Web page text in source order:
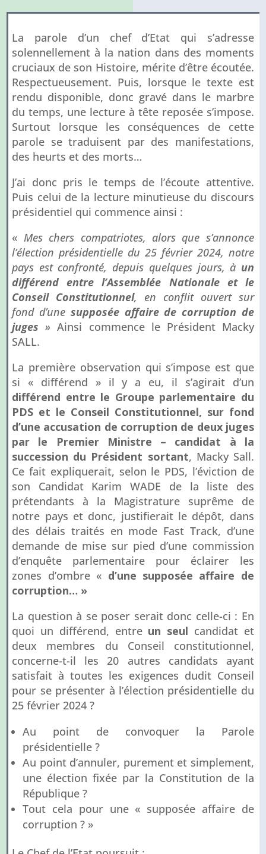
La parole d’un chef d’Etat qui s’adresse
solennellement à la nation dans des moments
cruciaux de son Histoire, mérite d’être écoutée.
Respectueusement. Puis, lorsque le texte est
rendu disponible, donc gravé dans le marbre
du temps, une lecture à tête reposée s’impose.
Surtout lorsque les conséquences de cette
parole se traduisent par des manifestations,
des heurts et des morts…
J’ai donc pris le temps de l’écoute attentive.
Puis celui de la lecture minutieuse du discours
présidentiel qui commence ainsi :
« Mes chers compatriotes, alors que s’annonce
l’élection présidentielle du 25 février 2024, notre
pays est confronté, depuis quelques jours, à un
différend entre l’Assemblée Nationale et le
Conseil Constitutionnel, en conflit ouvert sur
fond d’une supposée affaire de corruption de
juges»Ainsi commence le Président Macky
SALL.
La première observation qui s’impose est que
si « différend » il y a eu, il s’agirait d’un
différend entre le Groupe parlementaire du
PDS et le Conseil Constitutionnel, sur fond
d’une accusation de corruption de deux juges
par le Premier Ministre – candidat à la
succession du Président sortant, Macky Sall.
Ce fait expliquerait, selon le PDS, l’éviction de
son Candidat Karim WADE de la liste des
prétendants à la Magistrature suprême de
notre pays et donc, justifierait le dépôt, dans
des délais traités en mode Fast Track, d’une
demande de mise sur pied d’une commission
d’enquête parlementaire pour éclairer les
zones d’ombre « d’une supposée affaire de
corruption… »
La question à se poser serait donc celle-ci : En
quoi un différend, entre un seul candidat et
deux membres du Conseil constitutionnel,
concerne-t-il les 20 autres candidats ayant
satisfait à toutes les exigences dudit Conseil
pour se présenter à l’élection présidentielle du
25 février 2024 ?
Au point de convoquer la Parole
présidentielle ?
Au point d’annuler, purement et simplement,
une élection fixée par la Constitution de la
République ?
Tout cela pour une « supposée affaire de
corruption ? »